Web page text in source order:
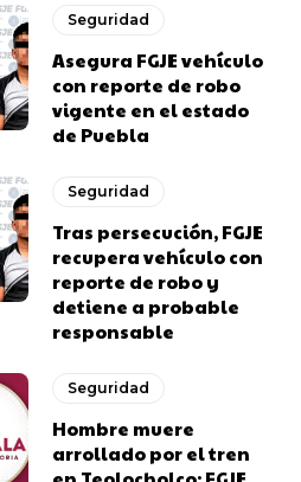
Seguridad
Asegura FGJE vehículo
con reporte de robo
vigente en el estado
de Puebla
Seguridad
Tras persecución, FGJE
recupera vehículo con
reporte de robo y
detiene a probable
responsable
Seguridad
Hombre muere
arrollado por el tren